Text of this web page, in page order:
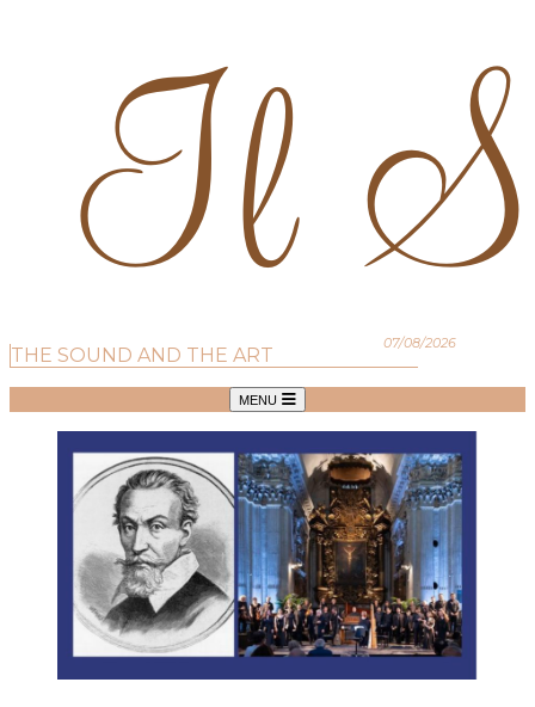
07/08/2026
THE SOUND AND THE ART
MENU